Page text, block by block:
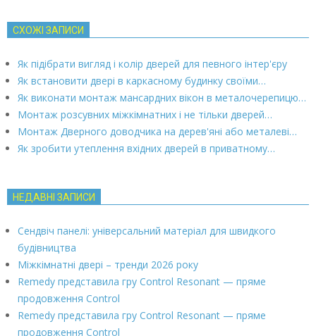
СХОЖІ ЗАПИСИ
Як підібрати вигляд і колір дверей для певного інтер'єру
Як встановити двері в каркасному будинку своїми…
Як виконати монтаж мансардних вікон в металочерепицю…
Монтаж розсувних міжкімнатних і не тільки дверей…
Монтаж Дверного доводчика на дерев'яні або металеві…
Як зробити утеплення вхідних дверей в приватному…
НЕДАВНІ ЗАПИСИ
Сендвіч панелі: універсальний матеріал для швидкого
будівництва
Міжкімнатні двері – тренди 2026 року
Remedy представила гру Control Resonant — пряме
продовження Control
Remedy представила гру Control Resonant — пряме
продовження Control